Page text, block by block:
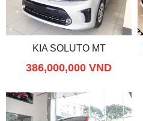
KIA SOLUTO MT
386,000,000 VND